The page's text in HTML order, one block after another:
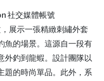
社交媒體帳號
展示一張精緻刺繡外套
魚的場景。這源自一段有
外釣到龍蝦。設計團隊以
題的時尚單品。此外，系